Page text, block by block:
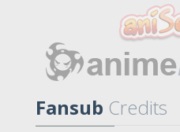
Fansub Credits